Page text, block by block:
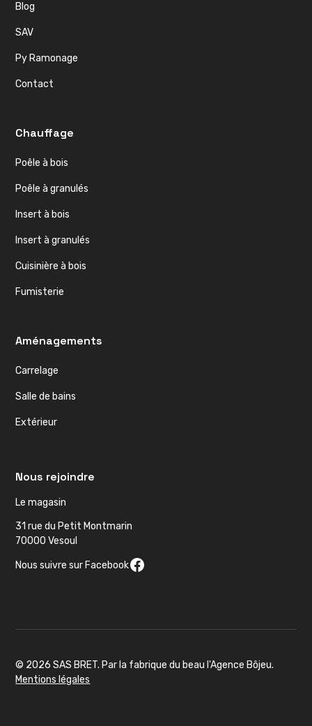
Blog
SAV
Py Ramonage
Contact
Chauffage
Poêle à bois
Poêle à granulés
Insert à bois
Insert à granulés
Cuisinière à bois
Fumisterie
Aménagements
Carrelage
Salle de bains
Extérieur
Nous rejoindre
Le magasin
31 rue du Petit Montmarin
70000 Vesoul
Nous suivre sur Facebook
© 2026 SAS BRET. Par la fabrique du beau l'Agence Bôjeu.
Mentions légales